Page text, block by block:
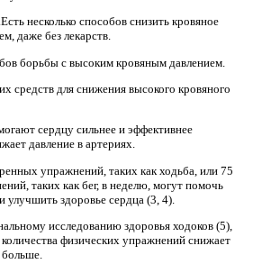
несколько способов снизить кровяное
даже без лекарств.
борьбы с высоким кровяным давлением.
средств для снижения высокого кровяного
сердцу сильнее и эффективнее
давление в артериях.
упражнений, таких как ходьба, или 75
таких как бег, в неделю, могут помочь
улучшить здоровье сердца (3, 4).
исследованию здоровья ходоков (5),
физических упражнений снижает